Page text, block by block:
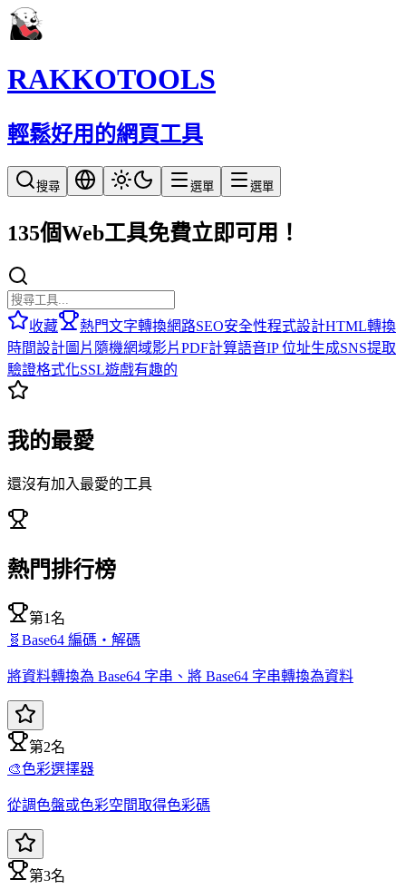
RAKKOTOOLS
輕鬆好用的網頁工具
搜尋 選單 選單
135個Web工具免費立即可用！
收藏 熱門文字轉換網路SEO安全性程式設計HTML轉換
時間設計圖片 隨機網域影片PDF計算語音IP 位址生成SNS提取
驗證格式化SSL遊戲有趣的
我的最愛
還沒有加入最愛的工具
熱門排行榜
第1名
🧬 Base64 編碼・解碼
將資料轉換為 Base64 字串、將 Base64 字串轉換為資料
第2名
🎨色彩選擇器
從調色盤或色彩空間取得色彩碼
第3名